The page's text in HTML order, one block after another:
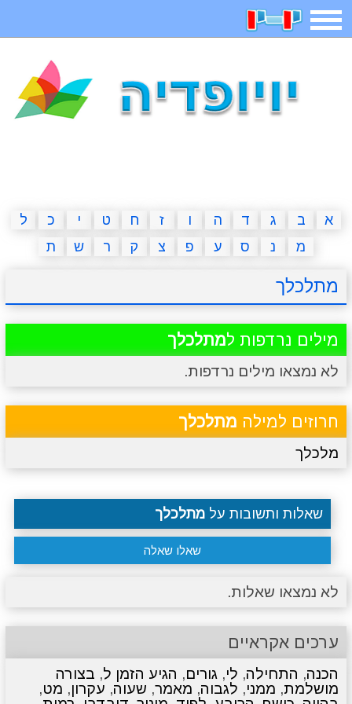
תפריט
איש תלוי מדריכים פוקימון גו מצא הבדלים
יצירה משחקי בנות אשליות חדשות
א ב ג ד ה ו ז ח ט י כ
ל
מ
נ ס ע פ צ ק ר ש ת
מתלכלך
מילים נרדפות למתלכלך
לא נמצאו מילים נרדפות.
חרוזים למילה מתלכלך
מלכלך
שאלות ותשובות על מתלכלך
שאלו שאלה
לא נמצאו שאלות.
ערכים אקראיים
הכנה, התחילה, לי, גורים, הגיע הזמן ל, בצורה
מושלמת, ממני, לגבוה, מאמר, שעוה, עקרון, מט,